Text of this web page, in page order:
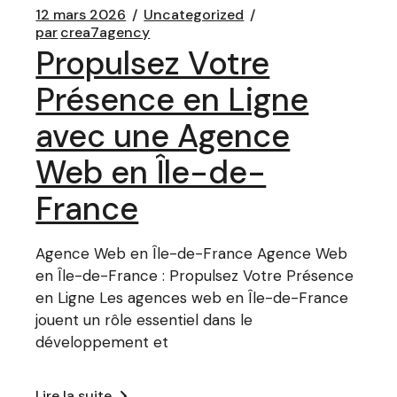
12 mars 2026
Uncategorized
parcrea7agency
Propulsez Votre
Présence en Ligne
avec une Agence
Web en Île-de-
France
Agence Web en Île-de-France Agence Web
en Île-de-France : Propulsez Votre Présence
en Ligne Les agences web en Île-de-France
jouent un rôle essentiel dans le
développement et